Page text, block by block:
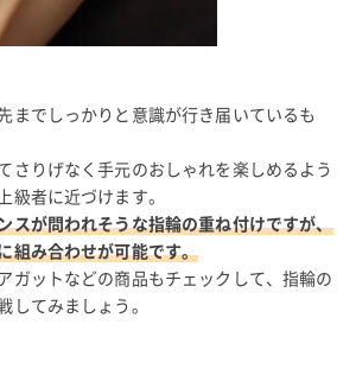
までしっかりと意識が行き届いているも
さりげなく手元のおしゃれを楽しめるよう
級者に近づけます。
スが問われそうな指輪の重ね付けですが、
組み合わせが可能です。
ガットなどの商品もチェックして、指輪の
してみましょう。